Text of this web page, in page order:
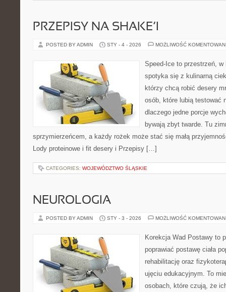
PRZEPISY NA SHAKE’I
POSTED BY ADMIN STY - 4 - 2026 MOŻLIWOŚĆ
Speed-Ice to przestrzeń, w
spotyka się z kulinarną
którzy chcą robić desery
osób, które lubią testować
dlaczego jedne porcje
bywają zbyt twarde. Tu
sprzymierzeńcem, a każdy rożek może stać się małą
Lody proteinowe i fit desery i Przepisy […]
CATEGORIES: WOJEWÓDZTWO ŚLĄSKIE
NEUROLOGIA
POSTED BY ADMIN STY - 3 - 2026 MOŻLIWOŚĆ
Korekcja Wad Postawy to
poprawiać postawę ciała
rehabilitację oraz
ujęciu edukacyjnym. To
osobach, które czują, że